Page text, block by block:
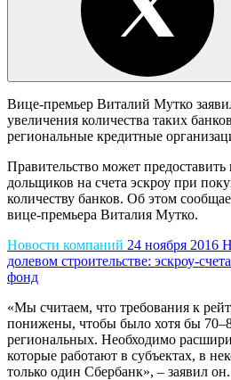
Вице-премьер Виталий Мутко
увеличения количества таких
региональные кредитные
Правительство может
дольщиков на счета эскроу при
количеству банков. Об этом
вице-премьера Виталия Мутко.
Новости компаний 24 ноября 2016
долевом строительстве: эскроу-
фонд
«Мы считаем, что требования к
понижены, чтобы было хотя бы
региональных. Необходимо
которые работают в субъектах, в
только один Сбербанк», – заявил он.